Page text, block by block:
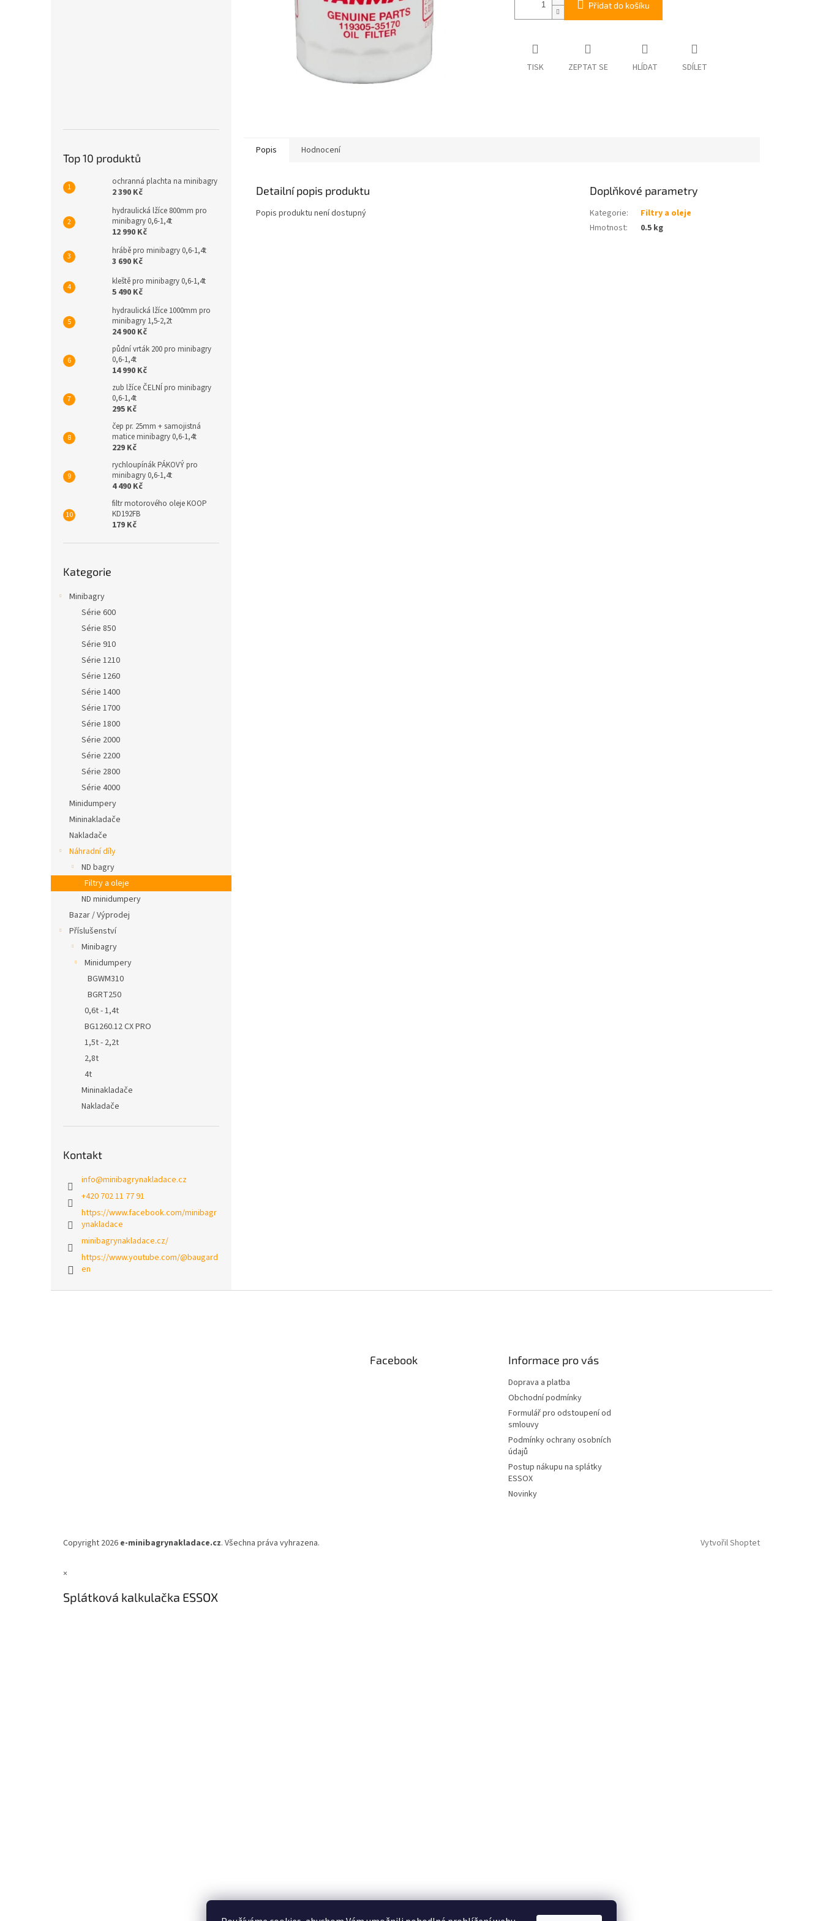
Top 10 produktů
ochranná plachta na minibagry
2 390 Kč
hydraulická lžíce 800mm pro
minibagry 0,6-1,4t
12 990 Kč
hrábě pro minibagry 0,6-1,4t
3 690 Kč
kleště pro minibagry 0,6-1,4t
5 490 Kč
hydraulická lžíce 1000mm pro
minibagry 1,5-2,2t
24 900 Kč
půdní vrták 200 pro minibagry
0,6-1,4t
14 990 Kč
zub lžíce ČELNÍ pro minibagry
0,6-1,4t
295 Kč
čep pr. 25mm + samojistná
matice minibagry 0,6-1,4t
229 Kč
rychloupínák PÁKOVÝ pro
minibagry 0,6-1,4t
4 490 Kč
filtr motorového oleje KOOP
KD192FB
179 Kč
kategorie
Kategorie
Minibagry
Série 600
Série 850
Série 910
Série 1210
Série 1260
Série 1400
Série 1700
Série 1800
Série 2000
Série 2200
Série 2800
Série 4000
Minidumpery
Mininakladače
Nakladače
Náhradní díly
ND bagry
Filtry a oleje
ND minidumpery
Bazar / Výprodej
Příslušenství
Minibagry
Minidumpery
BGWM310
BGRT250
0,6t - 1,4t
BG1260.12 CX PRO
1,5t - 2,2t
2,8t
4t
Mininakladače
Nakladače
Kontakt
info@minibagrynakladace.cz
+420 702 11 77 91
https://www.facebook.com/minibagr
ynakladace
minibagrynakladace.cz/
https://www.youtube.com/@baugard
en
Přidat do košíku
TISK ZEPTAT SE HLÍDAT SDÍLET
Popis Hodnocení
Detailní popis produktu
Popis produktu není dostupný
Doplňkové parametry
Kategorie:
Filtry a oleje
Hmotnost: 0.5 kg
Facebook Informace pro vás
Doprava a platba
Obchodní podmínky
Formulář pro odstoupení od
smlouvy
Podmínky ochrany osobních
údajů
Postup nákupu na splátky
ESSOX
Novinky
Vytvořil Shoptet
Copyright 2026 e-minibagrynakladace.cz. Všechna práva vyhrazena.
×
Splátková kalkulačka ESSOX